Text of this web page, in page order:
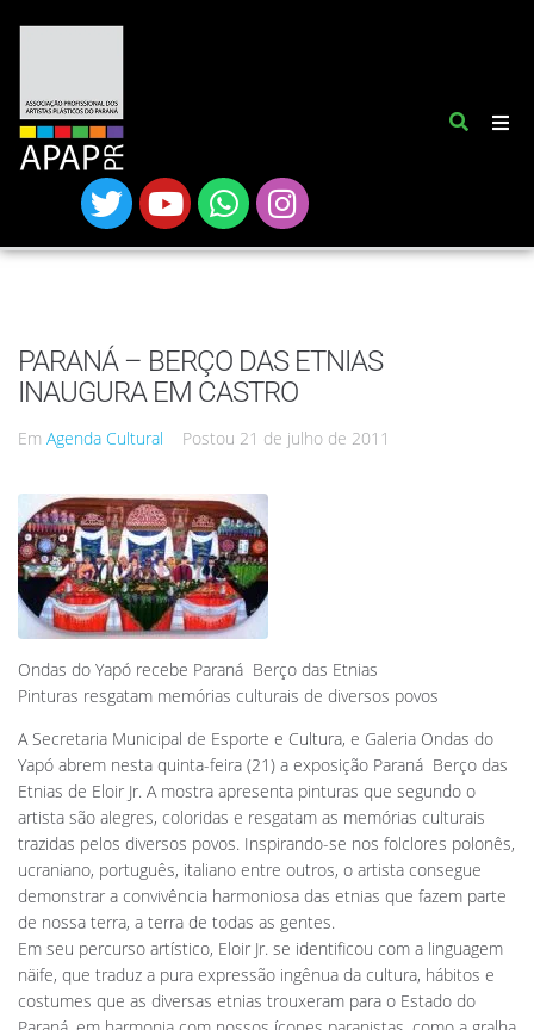
PARANÁ – BERÇO DAS ETNIAS
INAUGURA EM CASTRO
Em Agenda Cultural Postou 21 de julho de 2011
Ondas do Yapó recebe Paraná  Berço das Etnias
Pinturas resgatam memórias culturais de diversos povos
A Secretaria Municipal de Esporte e Cultura, e Galeria Ondas do
Yapó abrem nesta quinta-feira (21) a exposição Paraná  Berço das
Etnias de Eloir Jr. A mostra apresenta pinturas que segundo o
artista são alegres, coloridas e resgatam as memórias culturais
trazidas pelos diversos povos. Inspirando-se nos folclores polonês,
ucraniano, português, italiano entre outros, o artista consegue
demonstrar a convivência harmoniosa das etnias que fazem parte
de nossa terra, a terra de todas as gentes.
Em seu percurso artístico, Eloir Jr. se identificou com a linguagem
näife, que traduz a pura expressão ingênua da cultura, hábitos e
costumes que as diversas etnias trouxeram para o Estado do